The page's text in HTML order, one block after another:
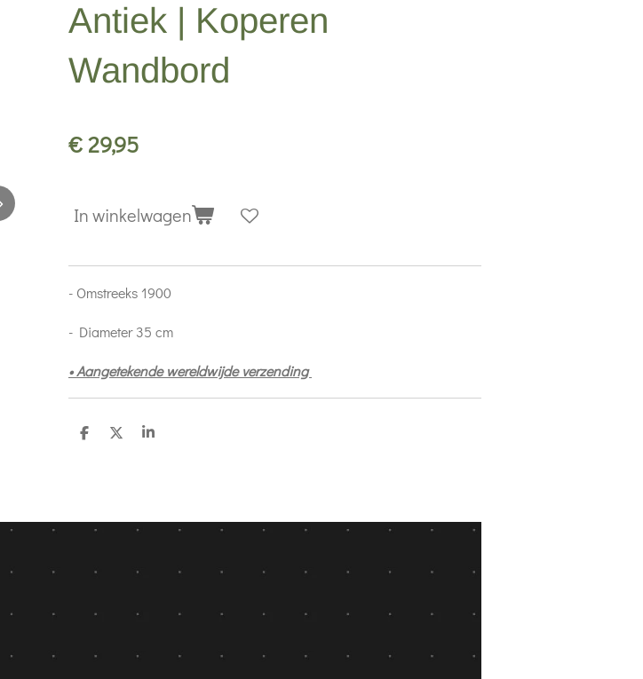
Antiek | Koperen
Wandbord
€ 29,95
In winkelwagen
- Omstreeks 1900
- Diameter 35 cm
• Aangetekende wereldwijde verzending
D
D
S